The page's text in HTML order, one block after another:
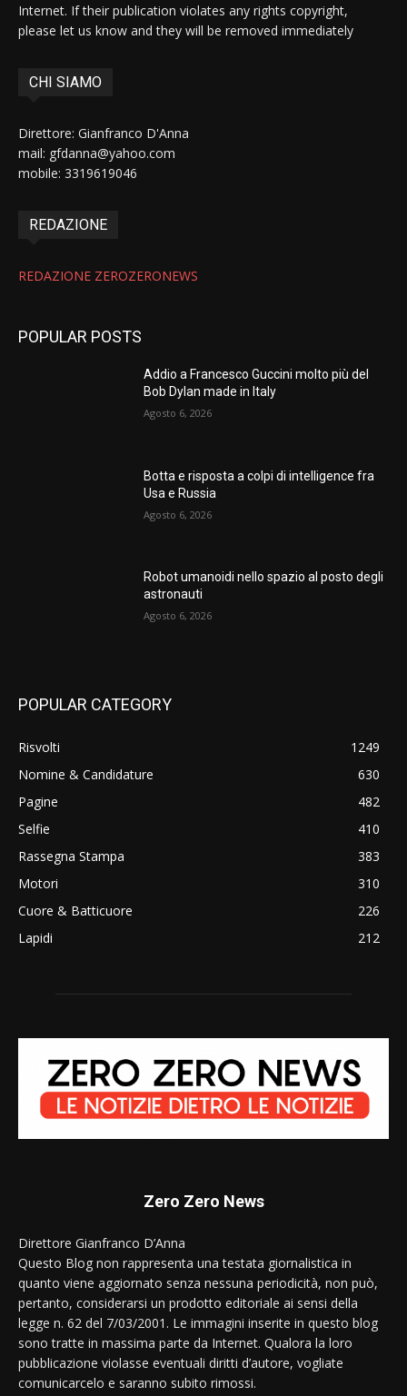
Internet. If their publication violates any rights copyright,
please let us know and they will be removed immediately
CHI SIAMO
Direttore: Gianfranco D'Anna
mail: gfdanna@yahoo.com
mobile: 3319619046
REDAZIONE
REDAZIONE ZEROZERONEWS
POPULAR POSTS
Addio a Francesco Guccini molto più del
Bob Dylan made in Italy
Agosto 6, 2026
Botta e risposta a colpi di intelligence fra
Usa e Russia
Agosto 6, 2026
Robot umanoidi nello spazio al posto degli
astronauti
Agosto 6, 2026
POPULAR CATEGORY
Risvolti
1249
Nomine & Candidature
630
Pagine
482
Selfie
410
Rassegna Stampa
383
Motori
310
Cuore & Batticuore
226
Lapidi
212
Zero Zero News
Direttore Gianfranco D’Anna
Questo Blog non rappresenta una testata giornalistica in
quanto viene aggiornato senza nessuna periodicità, non può,
pertanto, considerarsi un prodotto editoriale ai sensi della
legge n. 62 del 7/03/2001. Le immagini inserite in questo blog
sono tratte in massima parte da Internet. Qualora la loro
pubblicazione violasse eventuali diritti d’autore, vogliate
comunicarcelo e saranno subito rimossi.